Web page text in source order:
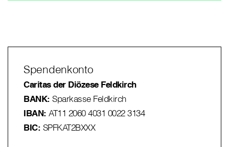
Spendenkonto
Caritas der Diözese Feldkirch
BANK: Sparkasse Feldkirch
IBAN: AT11 2060 4031 0022 3134
BIC: SPFKAT2BXXX